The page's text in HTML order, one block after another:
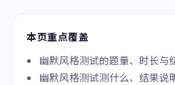
本页重点覆盖
幽默风格测试的题量、时长与
幽默风格测试测什么、结果说